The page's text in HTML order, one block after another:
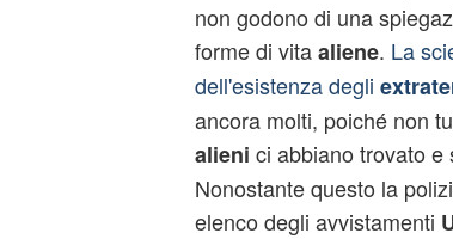
non godono di una
forme di vitaaliene. La
dell'esistenza degli
ancora molti, poiché non
alieni ci abbiano trovato e
Nonostante questo la
elenco degli avvistamenti